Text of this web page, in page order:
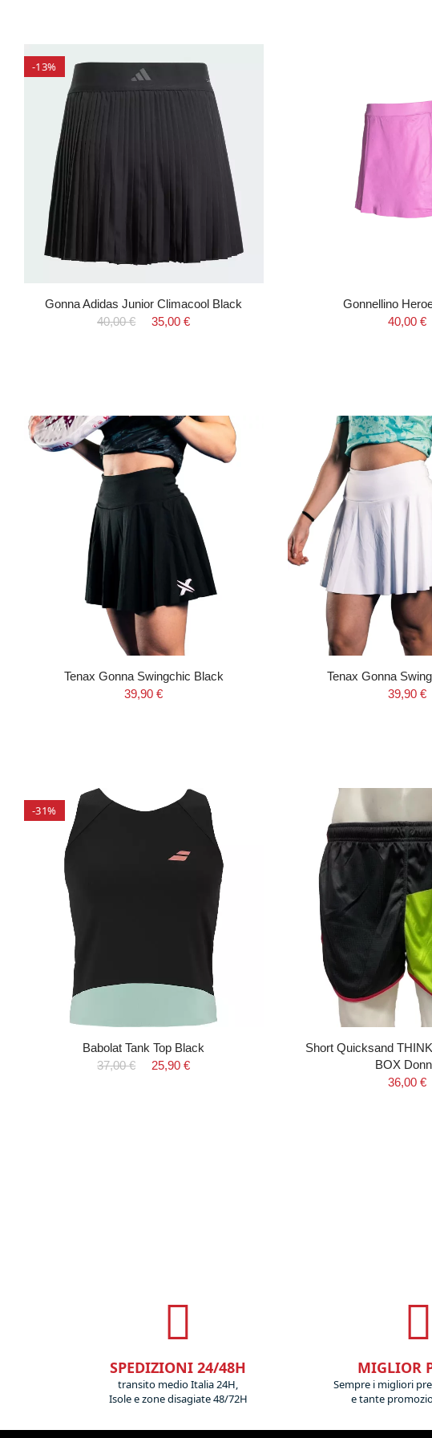
-13%
Gonna Adidas Junior Climacool Black
40,00 €
35,00 €
Gonnellino
40,00 €
Tenax Gonna Swingchic Black
39,90 €
Tenax Gonna
39,90 €
-31%
Babolat Tank Top Black
37,00 €
25,90 €
Short Quicksand
BOX
36,00 €
SPEDIZIONI 24/48H
transito medio Italia 24H,
Isole e zone disagiate 48/72H
MIGLIOR
Sempre i migliori
e tante